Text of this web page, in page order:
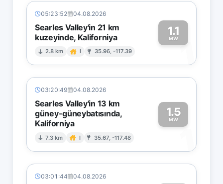
05:23:52 04.08.2026
Searles Valley'in 21 km
kuzeyinde, Kaliforniya
2.8 km I 35.96, -117.39
1.1
MW1
03:20:49 04.08.2026
Searles Valley'in 13 km
güney-güneybatısında,
Kaliforniya
7.3 km I 35.67, -117.48
1.5
MW
1
03:01:44 04.08.2026